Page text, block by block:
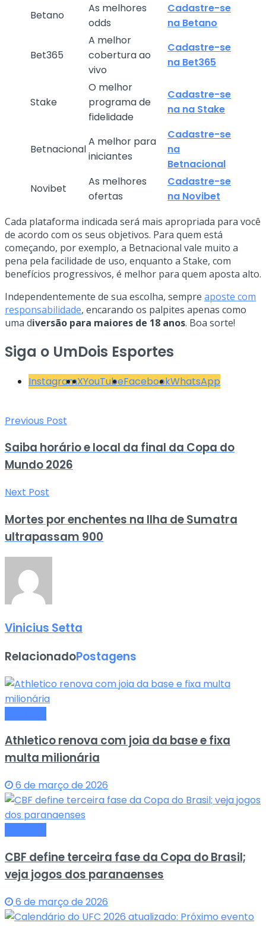
Betano
As melhores
odds
Cadastre-se
na Betano
Bet365
A melhor
cobertura ao
vivo
Cadastre-se
na Bet365
Stake
O melhor
programa de
fidelidade
Cadastre-se
na na Stake
Betnacional
A melhor para
iniciantes
Cadastre-se
na
Betnacional
Novibet
As melhores
ofertas
Cadastre-se
na Novibet
Cada plataforma indicada será mais apropriada para você
de acordo com os seus objetivos. Para quem está
começando, por exemplo, a Betnacional vale muito a
pena pela facilidade de uso, enquanto a Stake, com
benefícios progressivos, é melhor para quem aposta alto.
Independentemente de sua escolha, sempre aposte com
responsabilidade, encarando os palpites apenas como
uma diversão para maiores de 18 anos. Boa sorte!
Siga o UmDois Esportes
InstagramXYouTubeFacebookWhatsApp
Previous Post
Saiba horário e local da final da Copa do
Mundo 2026
Next Post
Mortes por enchentes na Ilha de Sumatra
ultrapassam 900
Vinicius Setta
RelacionadoPostagens
Athletico renova com joia da base e fixa
multa milionária
6 de março de 2026
CBF define terceira fase da Copa do Brasil;
veja jogos dos paranaenses
6 de março de 2026